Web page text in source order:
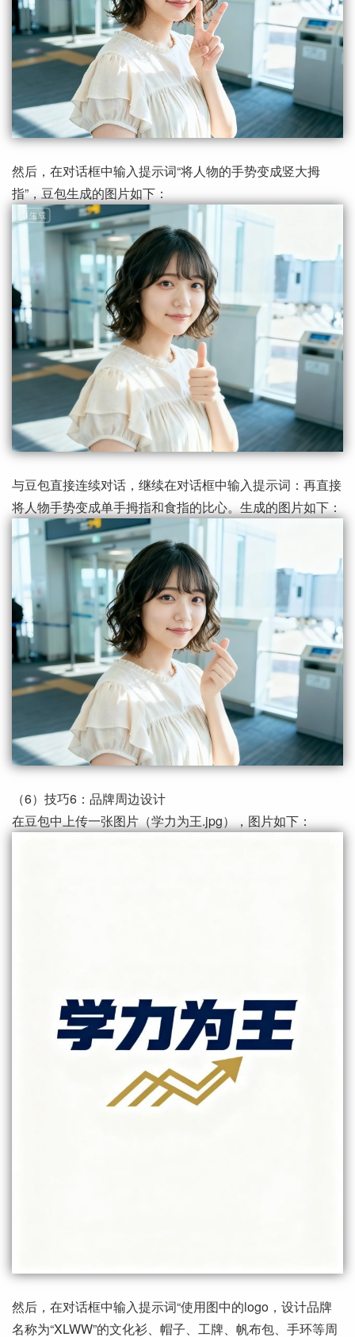
然后，在对话框中输入提示词“将人物的手势变成竖大拇
指”，豆包生成的图片如下：
与豆包直接连续对话，继续在对话框中输入提示词：再直接
将人物手势变成单手拇指和食指的比心。生成的图片如下：
（6）技巧6：品牌周边设计
在豆包中上传一张图片（学力为王.jpg），图片如下：
然后，在对话框中输入提示词“使用图中的logo，设计品牌
名称为“XLWW”的文化衫、帽子、工牌、帆布包、手环等周